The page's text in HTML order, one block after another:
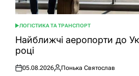
ОПУБЛІКУВАТИ
У
ЛОГІСТИКА ТА ТРАНСПОРТ
Найближчі аеропорти до
році
Оприлюднено
05.08.2026
Опубліковано
Понька Святослав